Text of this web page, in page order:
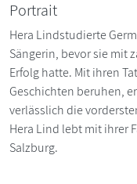
Portrait
Hera Lindstudierte
Sängerin, bevor sie mit
Erfolg hatte. Mit ihren
Geschichten beruhen,
verlässlich die
Hera Lind lebt mit ihrer
Salzburg.